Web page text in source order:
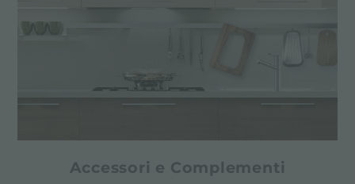
Accessori e Complementi